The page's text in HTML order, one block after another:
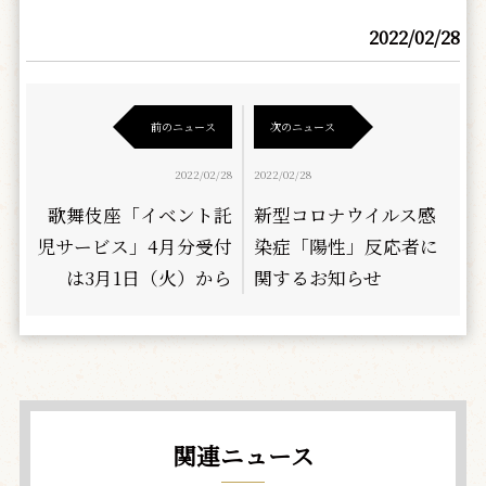
2022/02/28
前のニュース
2022/02/28
歌舞伎座「イベント託
児サービス」4月分受付
は3月1日（火）から
次のニュース
2022/02/28
新型コロナウイルス感
染症「陽性」反応者に
関するお知らせ
関連ニュース